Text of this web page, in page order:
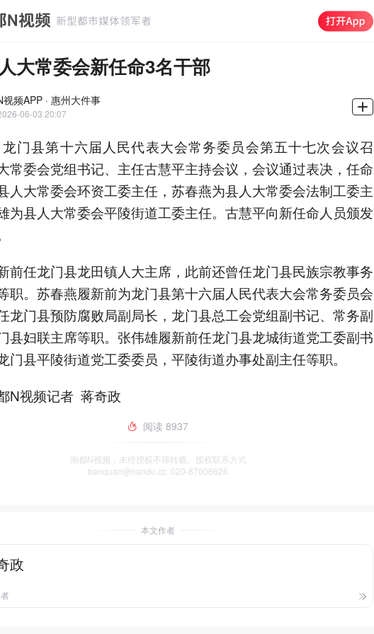
大常委会新任命3名干部
视频APP · 惠州大件事
06-03 20:07
门县第十六届人民代表大会常务委员会第五十七次会议召
常委会党组书记、主任古慧平主持会议，会议通过表决，任命
人大常委会环资工委主任，苏春燕为县人大常委会法制工委主
为县人大常委会平陵街道工委主任。古慧平向新任命人员颁发
前任龙门县龙田镇人大主席，此前还曾任龙门县民族宗教事务
职。苏春燕履新前为龙门县第十六届人民代表大会常务委员会
龙门县预防腐败局副局长，龙门县总工会党组副书记、常务副
县妇联主席等职。张伟雄履新前任龙门县龙城街道党工委副书
门县平陵街道党工委委员，平陵街道办事处副主任等职。
N视频记者 蒋奇政
阅读 8937
南都N视频，未经授权不得转载、授权联系方式
banquan@nandu.cc. 020-87006626
本文作者
政